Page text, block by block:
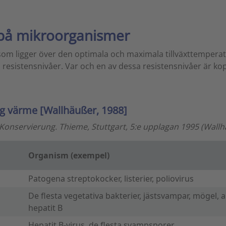
mikroorganismer
ligger över den optimala och maximala
Var och en av dessa resistensnivåer är
värme [Wallhäußer, 1988]
Thieme, Stuttgart, 5:e upplagan 1995
Organism (exempel)
Patogena streptokocker, listerier, poliovirus
De flesta vegetativa bakterier, jästsvampar, mögel,
hepatit B